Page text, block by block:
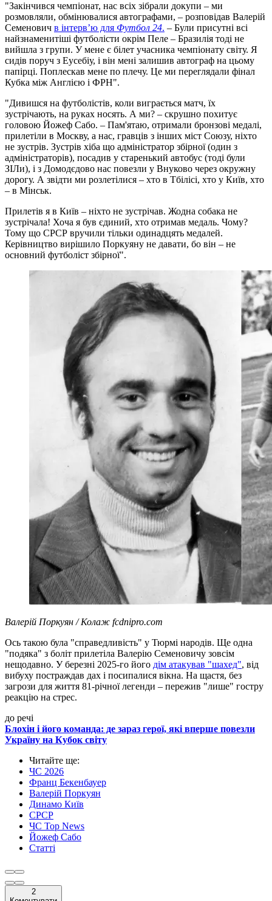
"Закінчився чемпіонат, нас всіх зібрали докупи – ми
розмовляли, обмінювалися автографами, – розповідав Валерій
Семенович в інтерв’ю для Футбол 24. – Були присутні всі
найзнаменитіші футболісти окрім Пеле – Бразилія тоді не
вийшла з групи. У мене є білет учасника чемпіонату світу. Я
сидів поруч з Еусебіу, і він мені залишив автограф на цьому
папірці. Поплескав мене по плечу. Це ми переглядали фінал
Кубка між Англією і ФРН".
"Дивишся на футболістів, коли виграється матч, їх
зустрічають, на руках носять. А ми? – скрушно похитує
головою Йожеф Сабо. – Пам'ятаю, отримали бронзові медалі,
прилетіли в Москву, а нас, гравців з інших міст Союзу, ніхто
не зустрів. Зустрів хіба що адміністратор збірної (один з
адміністраторів), посадив у старенький автобус (тоді були
ЗІЛи), і з Домодєдово нас повезли у Внуково через окружну
дорогу. А звідти ми розлетілися – хто в Тбілісі, хто у Київ, хто
– в Мінськ.
Прилетів я в Київ – ніхто не зустрічав. Жодна собака не
зустрічала! Хоча я був єдиний, хто отримав медаль. Чому?
Тому що СРСР вручили тільки одинадцять медалей.
Керівництво вирішило Поркуяну не давати, бо він – не
основний футболіст збірної".
Валерій Поркуян / Колаж fcdnipro.com
Ось такою була "справедливість" у Тюрмі народів. Ще одна
"подяка" з боліт прилетіла Валерію Семеновичу зовсім
нещодавно. У березні 2025-го його дім атакував "шахед", від
вибуху постраждав дах і посипалися вікна. На щастя, без
загрози для життя 81-річної легенди – пережив "лише" гостру
реакцію на стрес.
до речі
Блохін і його команда: де зараз герої, які вперше повезли
Україну на Кубок світу
Читайте ще:
ЧС 2026
Франц Бекенбауер
Валерій Поркуян
Динамо Київ
СРСР
ЧС Top News
Йожеф Сабо
Статті
2